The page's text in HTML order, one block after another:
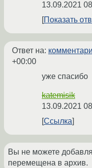
13.09.2021
Показать
Ответ на:
+00:00
уже спасибо
katemisik
13.09.2021
Ссылка
Вы не можете
перемещена в архив.